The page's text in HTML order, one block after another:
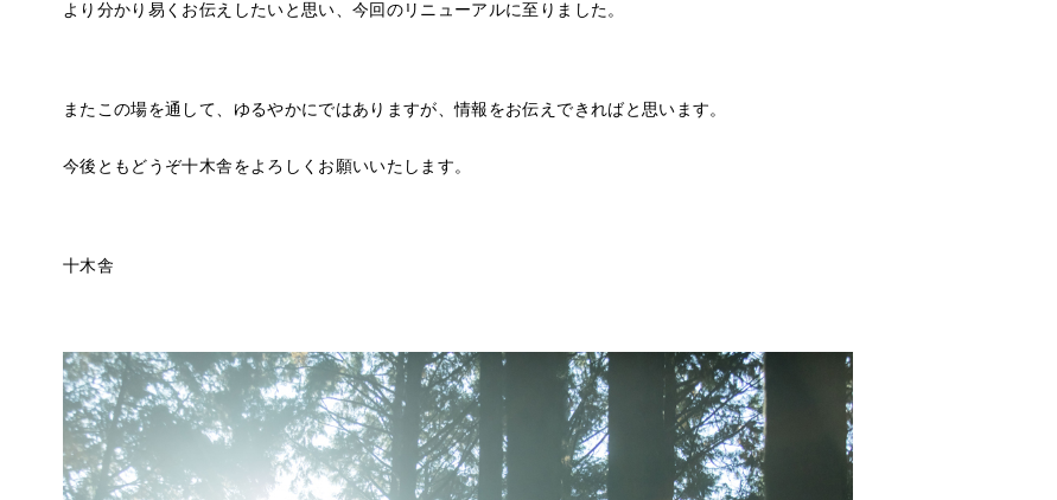
より分かり易くお伝えしたいと思い、今回のリニューアルに至りました。
またこの場を通して、ゆるやかにではありますが、情報をお伝えできればと思います。
今後ともどうぞ十木舎をよろしくお願いいたします。
十木舎